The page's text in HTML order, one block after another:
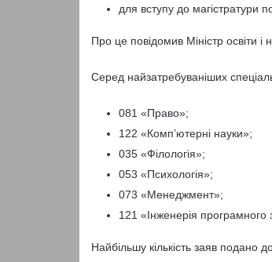
для вступу до магістратури
Про це повідомив Міністр освіти і
Серед найзатребуваніших
081 «Право»;
122 «Комп’ютерні науки»;
035 «Філологія»;
053 «Психологія»;
073 «Менеджмент»;
121 «Інженерія програмного
Найбільшу кількість заяв подано